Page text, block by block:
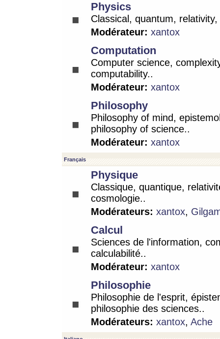
Physics
Classical, quantum,
Modérateur: xantox
Computation
Computer science,
computability..
Modérateur: xantox
Philosophy
Philosophy of mind,
philosophy of science..
Modérateur: xantox
Français
Physique
Classique, quantique,
cosmologie..
Modérateurs: xantox,
Calcul
Sciences de l'information,
calculabilité..
Modérateur: xantox
Philosophie
Philosophie de l'esprit,
philosophie des sciences..
Modérateurs: xantox, Ache